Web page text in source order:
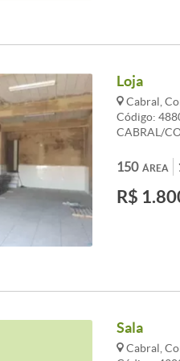
Loja
Cabral,
Código:
CABRAL/
escritório,
padaria e
sua visita
ÁREA
150
R$
Sala
Cabral,